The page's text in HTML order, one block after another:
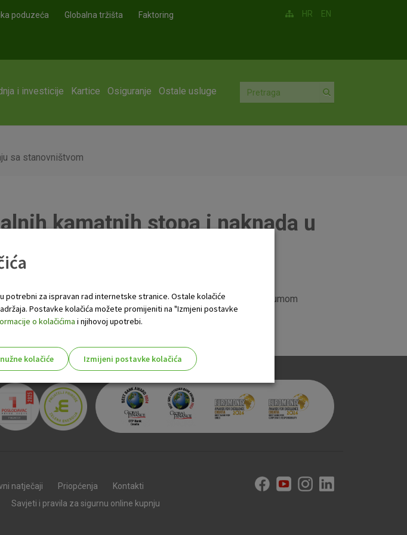
poduzeća Globalna tržišta Faktoring HR EN
i investicije Kartice Osiguranje Ostale usluge
sa stanovništvom
kamatnih stopa i naknada u
kamatnih stopa i naknada u poslovanju sa stanovništvom
s datumom
natječaji Priopćenja
Kontakti
Savjeti i pravila za sigurnu online kupnju
potrebni za ispravan rad internetske stranice. Ostale kolačiće
Postavke kolačića možete promijeniti na "Izmjeni postavke
o kolačićima i njihovoj upotrebi.
kolačiće
Izmijeni postavke kolačića
uključuju zahtjev za uslugama, kao što su postavke kolačića. Svoj
u tom slučaju neki dijelovi stranice neće raditi. Ti kolačići ne